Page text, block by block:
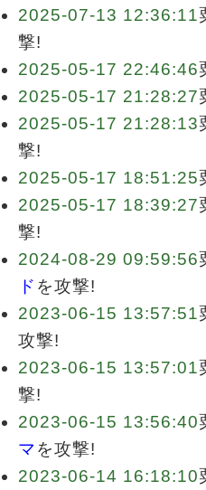
2025-07-13 12:36:11
撃!
2025-05-17 22:46:46
2025-05-17 21:28:27
2025-05-17 21:28:13
撃!
2025-05-17 18:51:25
2025-05-17 18:39:27
撃!
2024-08-29 09:59:56
ド を攻撃!
2023-06-15 13:57:51
攻撃!
2023-06-15 13:57:01
撃!
2023-06-15 13:56:40
マを攻撃!
2023-06-14 16:18:10